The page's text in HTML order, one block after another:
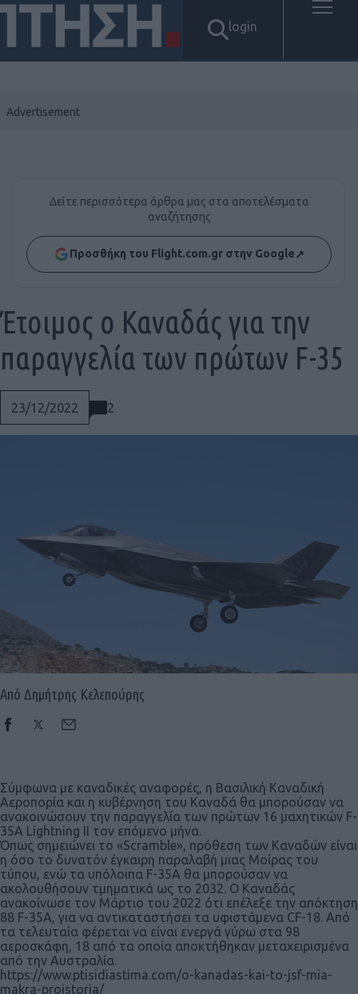
login
Δείτε περισσότερα άρθρα μας στα αποτελέσματα
αναζήτησης
Προσθήκη του Flight.com.gr στην Google↗
23/12/2022 2
Έτοιμος ο Καναδάς για την
παραγγελία των πρώτων F-35
Από Δημήτρης Κελεπούρης
Σύμφωνα με καναδικές αναφορές, η Βασιλική Καναδική
Αεροπορία και η κυβέρνηση του Καναδά θα μπορούσαν να
ανακοινώσουν την παραγγελία των πρώτων 16 μαχητικών F-
35A Lightning ΙΙ τον επόμενο μήνα.
Όπως σημειώνει το «Scramble», πρόθεση των Καναδών είναι
η όσο το δυνατόν έγκαιρη παραλαβή μιας Μοίρας του
τύπου, ενώ τα υπόλοιπα F-35Α θα μπορούσαν να
ακολουθήσουν τμηματικά ως το 2032. Ο Καναδάς
ανακοίνωσε τον Μάρτιο του 2022 ότι επέλεξε την απόκτηση
88 F-35A, για να αντικαταστήσει τα υφιστάμενα CF-18. Από
τα τελευταία φέρεται να είναι ενεργά γύρω στα 98
αεροσκάφη, 18 από τα οποία αποκτήθηκαν μεταχειρισμένα
από την Αυστραλία.
https://www.ptisidiastima.com/o-kanadas-kai-to-jsf-mia-
makra-proistoria/